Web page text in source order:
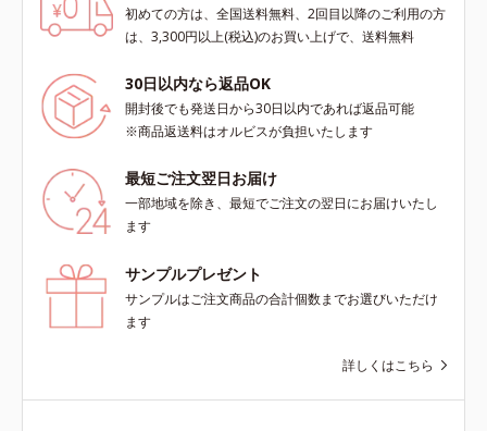
初めての方は、全国送料無料、2回目以降のご利用の方
は、3,300円以上(税込)のお買い上げで、送料無料
30日以内なら返品OK
開封後でも発送日から30日以内であれば返品可能
※商品返送料はオルビスが負担いたします
最短ご注文翌日お届け
一部地域を除き、最短でご注文の翌日にお届けいたし
ます
サンプルプレゼント
サンプルはご注文商品の合計個数までお選びいただけ
ます
詳しくはこちら